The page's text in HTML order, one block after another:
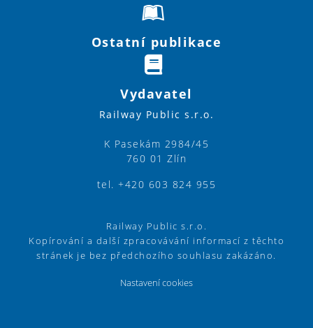
Ostatní publikace
Vydavatel
Railway Public s.r.o.
K Pasekám 2984/45
760 01 Zlín
tel. +420 603 824 955
Railway Public s.r.o.
Kopírování a další zpracovávání informací z těchto
stránek je bez předchozího souhlasu zakázáno.
Nastavení cookies